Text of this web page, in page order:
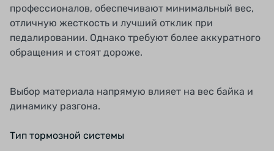
профессионалов, обеспечивают минимальный вес,
отличную жесткость и лучший отклик при
педалировании. Однако требуют более аккуратного
обращения и стоят дороже.
Выбор материала напрямую влияет на вес байка и
динамику разгона.
Тип тормозной системы